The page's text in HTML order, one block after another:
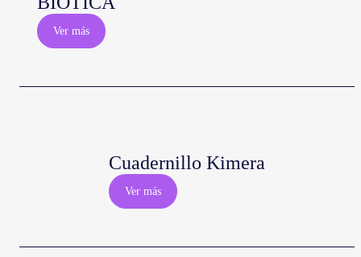
Ver más
Cuadernillo Kimera
Ver más